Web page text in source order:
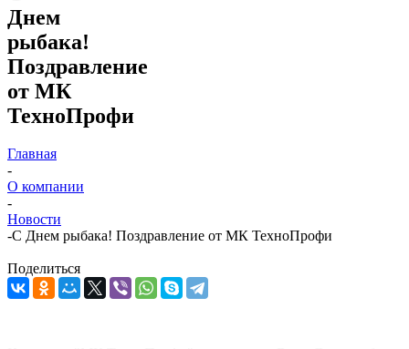
Днем
рыбака!
Поздравление
от МК
ТехноПрофи
Главная
-
О компании
-
Новости
-С Днем рыбака! Поздравление от МК ТехноПрофи
Поделиться